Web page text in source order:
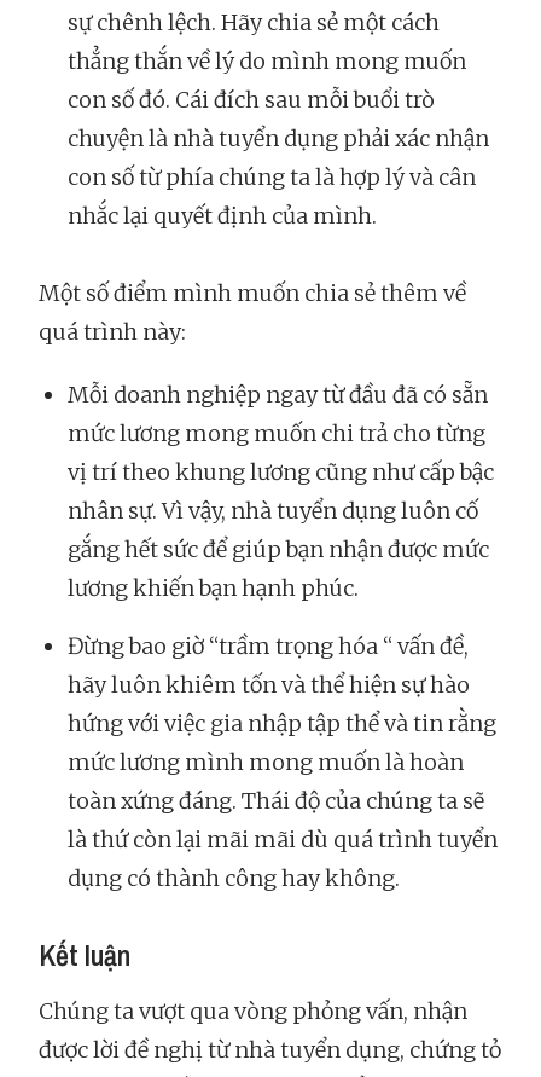
sự chênh lệch. Hãy chia sẻ một cách
thẳng thắn về lý do mình mong muốn
con số đó. Cái đích sau mỗi buổi trò
chuyện là nhà tuyển dụng phải xác nhận
con số từ phía chúng ta là hợp lý và cân
nhắc lại quyết định của mình.
Một số điểm mình muốn chia sẻ thêm về
quá trình này:
Mỗi doanh nghiệp ngay từ đầu đã có sẵn
mức lương mong muốn chi trả cho từng
vị trí theo khung lương cũng như cấp bậc
nhân sự. Vì vậy, nhà tuyển dụng luôn cố
gắng hết sức để giúp bạn nhận được mức
lương khiến bạn hạnh phúc.
Đừng bao giờ “trầm trọng hóa “ vấn đề,
hãy luôn khiêm tốn và thể hiện sự hào
hứng với việc gia nhập tập thể và tin rằng
mức lương mình mong muốn là hoàn
toàn xứng đáng. Thái độ của chúng ta sẽ
là thứ còn lại mãi mãi dù quá trình tuyển
dụng có thành công hay không.
Kết luận
Chúng ta vượt qua vòng phỏng vấn, nhận
được lời đề nghị từ nhà tuyển dụng, chứng tỏ